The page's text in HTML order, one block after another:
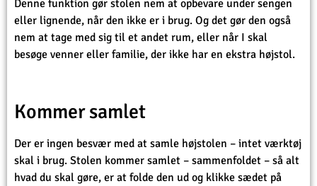
Denne funktion gør stolen nem at opbevare under sengen
eller lignende, når den ikke er i brug. Og det gør den også
nem at tage med sig til et andet rum, eller når I skal
besøge venner eller familie, der ikke har en ekstra højstol.
Kommer samlet
Der er ingen besvær med at samle højstolen – intet værktøj
skal i brug. Stolen kommer samlet – sammenfoldet – så alt
hvad du skal gøre, er at folde den ud og klikke sædet på